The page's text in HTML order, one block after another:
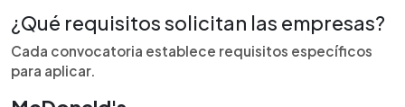
¿Qué requisitos solicitan las empresas?
Cada convocatoria establece requisitos específicos
para aplicar.